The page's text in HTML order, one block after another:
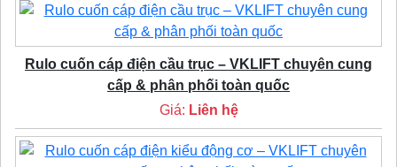
Rulo cuốn cáp điện cầu trục – VKLIFT chuyên cung
cấp & phân phối toàn quốc
Giá: Liên hệ